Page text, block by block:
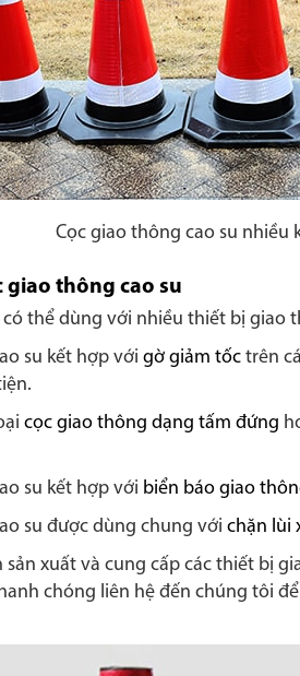
Cọc giao thông cao su nhiều
giao thông cao su
có thể dùng với nhiều thiết bị giao
su kết hợp với gờ giảm tốc trên
cọc giao thông dạng tấm đứng
su kết hợp với biển báo giao
su được dùng chung với chặn lùi
sản xuất và cung cấp các thiết bị
chóng liên hệ đến chúng tôi